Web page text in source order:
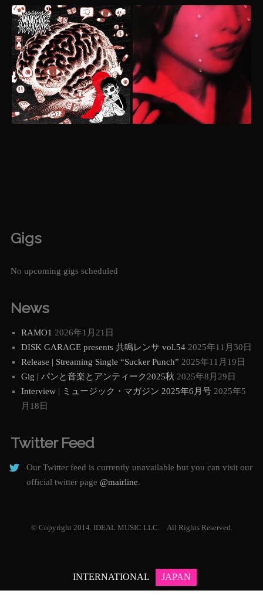
Gigs
No upcoming gigs scheduled
News
RAMO1 2026年1月21日
DISK GARAGE presents 共鳴レンサ vol.54 2025年11月30日
Release | Streaming Single “Sucker Punch” 2025年11月19日
Gig | パンと音楽とアンティーク2025秋 2025年8月29日
Interview | ミュージック・マガジン 2025年6月号 2025年5
月18日
Twitter Feed
Our Twitter feed is currently unavailable but you can visit our
official twitter page @mairline.
© Copyright 2014. IDEAL MUSIC LLC. All Rights Reserved.
INTERNATIONAL JAPAN